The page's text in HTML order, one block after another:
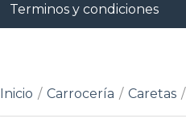
Terminos y condiciones
Inicio / Carrocería / Caretas /